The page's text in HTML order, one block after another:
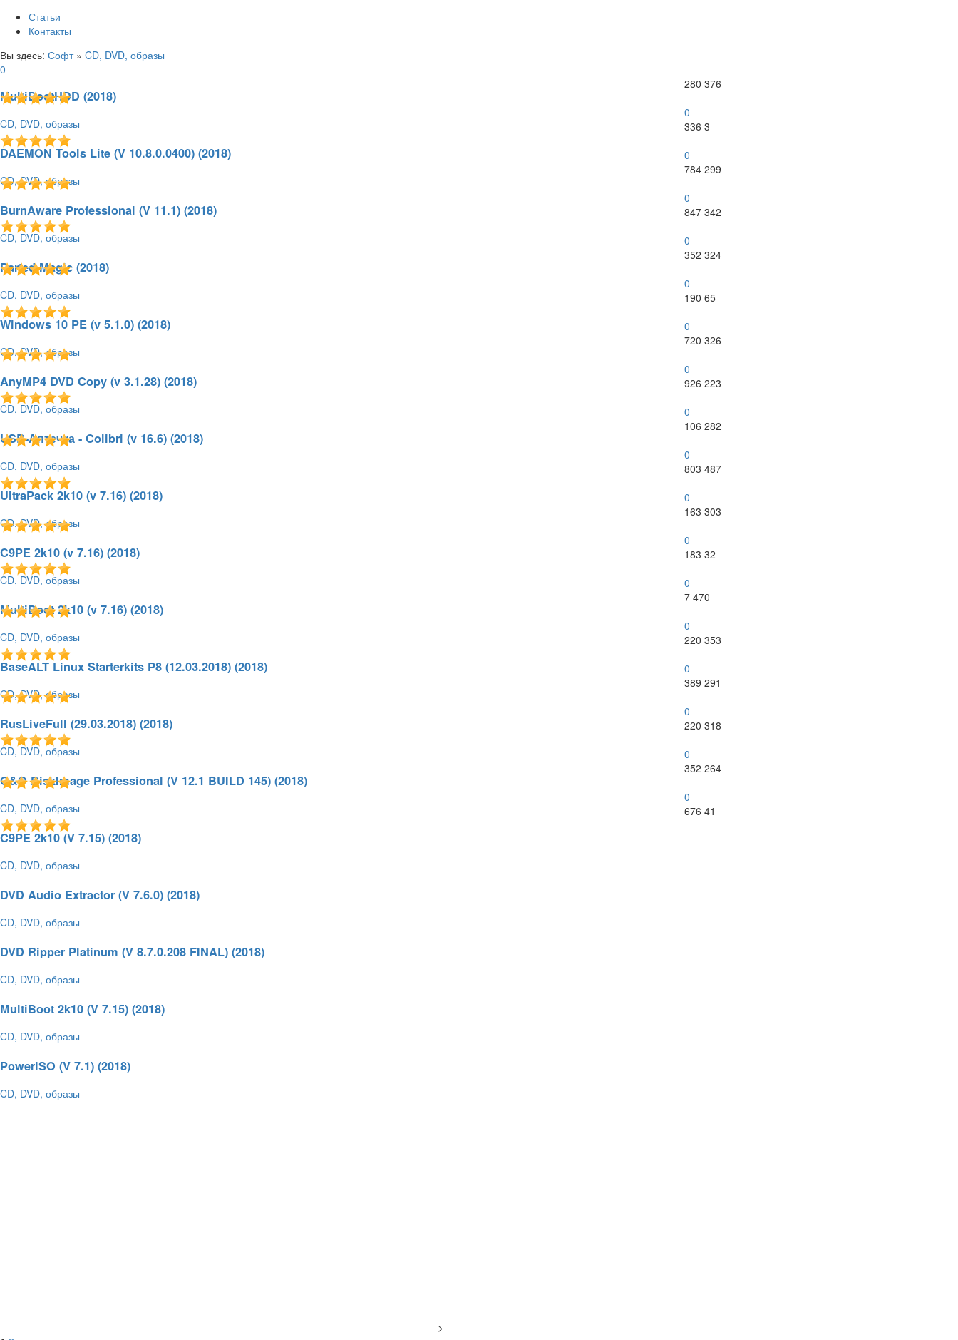
Статьи
Контакты
Вы здесь: Софт» CD, DVD, образы
0
MultiBootHDD (2018)
CD, DVD, образы
24.04.2018 - 09:25
280 376
0
DAEMON Tools Lite (V 10.8.0.0400) (2018)
CD, DVD, образы
23.04.2018 - 09:06
336 3
0
BurnAware Professional (V 11.1) (2018)
CD, DVD, образы
784 299
0
Parted Magic (2018)
CD, DVD, образы
21.04.2018 - 10:35
847 342
0
Windows 10 PE (v 5.1.0) (2018)
CD, DVD, образы
16.04.2018 - 20:50
352 324
0
AnyMP4 DVD Copy (v 3.1.28) (2018)
CD, DVD, образы
190 65
0
USB-Аптечка - Colibri (v 16.6) (2018)
CD, DVD, образы
11.04.2018 - 19:36
720 326
0
UltraPack 2k10 (v 7.16) (2018)
CD, DVD, образы
11.04.2018 - 19:28
926 223
0
C9PE 2k10 (v 7.16) (2018)
CD, DVD, образы
106 282
0
MultiBoot 2k10 (v 7.16) (2018)
CD, DVD, образы
11.04.2018 - 19:24
803 487
0
BaseALT Linux Starterkits P8 (12.03.2018) (2018)
CD, DVD, образы
10.04.2018 - 22:58
163 303
0
RusLiveFull (29.03.2018) (2018)
CD, DVD, образы
183 32
0
O&O DiskImage Professional (V 12.1 BUILD 145) (2018)
CD, DVD, образы
30.03.2018 - 21:18
7 470
0
C9PE 2k10 (V 7.15) (2018)
CD, DVD, образы
220 353
0
DVD Audio Extractor (V 7.6.0) (2018)
CD, DVD, образы
389 291
0
DVD Ripper Platinum (V 8.7.0.208 FINAL) (2018)
CD, DVD, образы
220 318
0
MultiBoot 2k10 (V 7.15) (2018)
CD, DVD, образы
352 264
0
PowerISO (V 7.1) (2018)
CD, DVD, образы
676 41
-->